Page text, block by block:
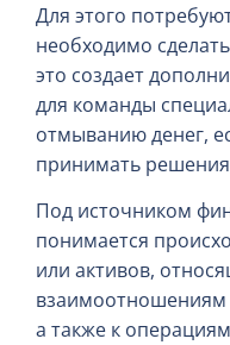
Для этого
необходимо
это создает
для команды
отмыванию денег,
принимать
Под источником
понимается
или активов,
а также к